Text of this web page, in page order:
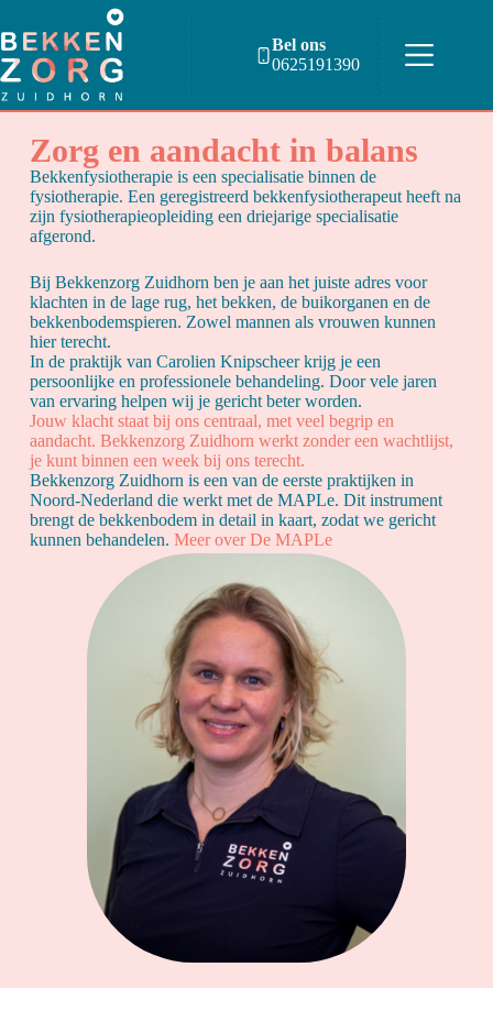
Bel ons
0625191390
Zorg en aandacht in balans
Bekkenfysiotherapie is een specialisatie binnen de
fysiotherapie. Een geregistreerd bekkenfysiotherapeut heeft na
zijn fysiotherapieopleiding een driejarige specialisatie
afgerond.
Bij Bekkenzorg Zuidhorn ben je aan het juiste adres voor
klachten in de lage rug, het bekken, de buikorganen en de
bekkenbodemspieren. Zowel mannen als vrouwen kunnen
hier terecht.
In de praktijk van Carolien Knipscheer krijg je een
persoonlijke en professionele behandeling. Door vele jaren
van ervaring helpen wij je gericht beter worden.
Jouw klacht staat bij ons centraal, met veel begrip en
aandacht. Bekkenzorg Zuidhorn werkt zonder een wachtlijst,
je kunt binnen een week bij ons terecht.
Bekkenzorg Zuidhorn is een van de eerste praktijken in
Noord-Nederland die werkt met de MAPLe. Dit instrument
brengt de bekkenbodem in detail in kaart, zodat we gericht
kunnen behandelen. Meer over De MAPLe